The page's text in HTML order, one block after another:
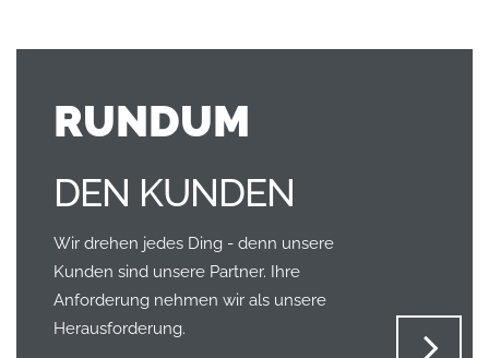
RUNDUM
DEN KUNDEN
Wir drehen jedes Ding - denn unsere
Kunden sind unsere Partner. Ihre
Anforderung nehmen wir als unsere
Herausforderung.